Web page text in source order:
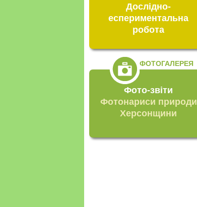
Дослідно-
еспериментальна
робота
ФОТОГАЛЕРЕЯ
Фото-звіти
Фотонариси природи
Херсонщини